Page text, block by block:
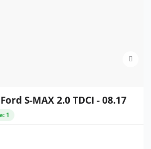
S-MAX 2.0 TDCI - 08.17
1